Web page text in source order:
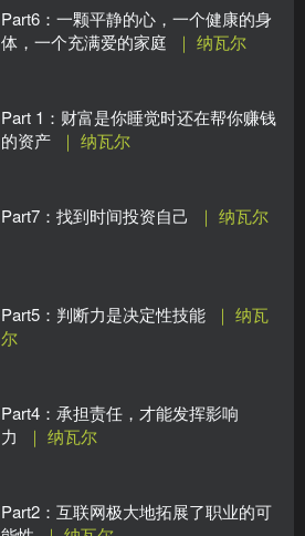
Part6：一颗平静的心，一个健康的身
体，一个充满爱的家庭 ｜ 纳瓦尔
Part 1：财富是你睡觉时还在帮你赚钱
的资产 ｜ 纳瓦尔
Part7：找到时间投资自己 ｜ 纳瓦尔
Part5：判断力是决定性技能 ｜ 纳瓦
尔
Part4：承担责任，才能发挥影响
力 ｜ 纳瓦尔
Part2：互联网极大地拓展了职业的可